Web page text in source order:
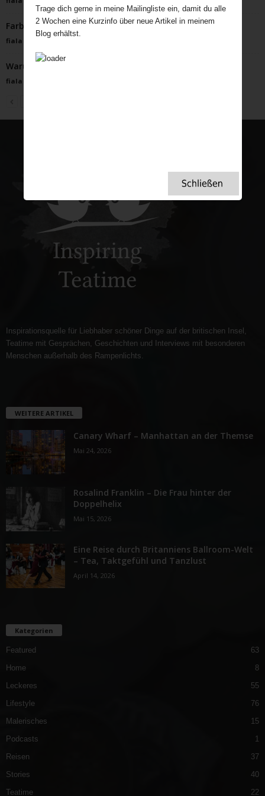
Farbenfrohe Herbststimmung in der Poetry Corner
fiala September 11, 2024
Warum bauen die Briten Steinkreise?
fiala
Inspirationsquelle für Liebhaber schöner Dinge auf der britischen Insel,
Teatime mit Gesprächen, Geschichten und Interviews mit besonderen
Menschen außerhalb des Rampenlichts.
WEITERE ARTIKEL
Canary Wharf – Manhattan an der Themse
Mai 24, 2026
Rosalind Franklin – Die Frau hinter der
Doppelhelix
Mai 15, 2026
Eine Reise durch Britanniens Ballroom-Welt
– Tea, Taktgefühl und Tanzlust
April 14, 2026
Kategorien
Featured
63
Home
8
Leckeres
55
Lifestyle
76
Malerisches
15
Podcasts
1
Reisen
37
Stories
40
Teatime
22
Trage dich gerne in meine Mailingliste ein, damit du alle
2 Wochen eine Kurzinfo über neue Artikel in meinem
Blog erhältst.